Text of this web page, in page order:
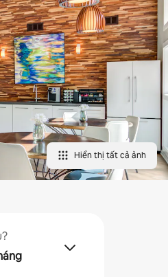
Hiển thị tất cả ảnh